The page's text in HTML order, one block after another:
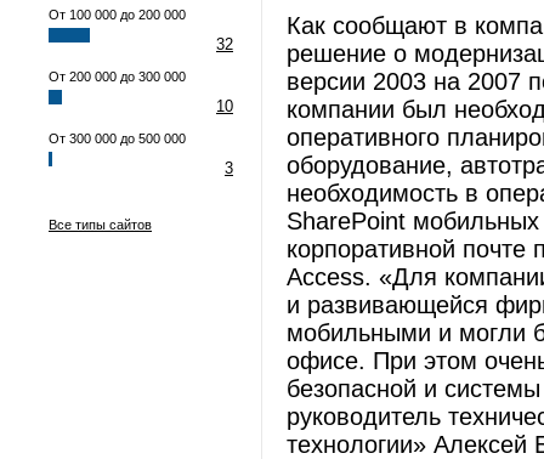
От 100 000 до 200 000
32
От 200 000 до 300 000
10
От 300 000 до 500 000
3
Все типы сайтов
Как сообщают в
решение о
версии 2003 на 2007
компании был
оперативного
оборудование,
необходимость в
SharePoint
корпоративной почте
Access. «Для
и развивающейся
мобильными и могли
офисе. При этом
безопасной и
руководитель
технологии» Алексей